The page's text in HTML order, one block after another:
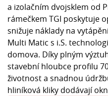
a izolačním dvojsklem od
rámečkem TGI poskytuje
snižuje náklady na
Multi Matic s i.S.
domova. Díky plným
stavební hloubce profilu
životnost a snadnou
hliníková kliky dodávají